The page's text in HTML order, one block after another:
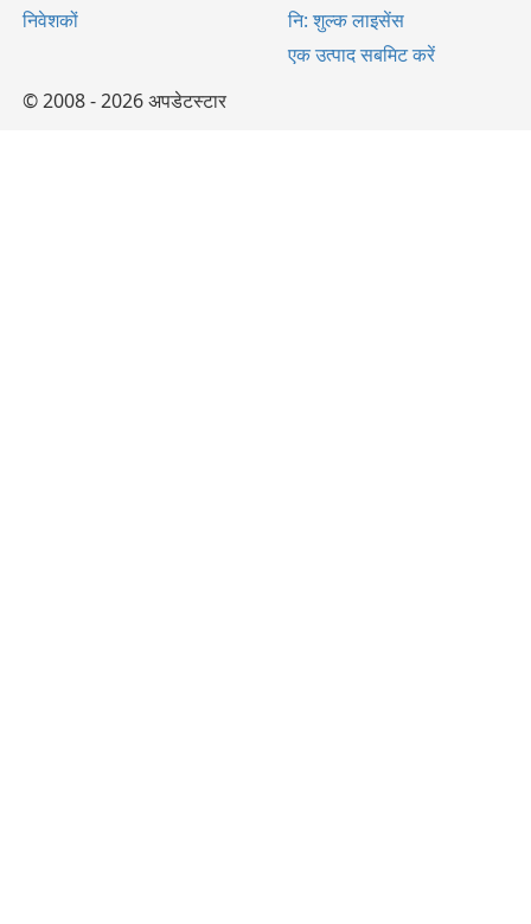
निवेशकों
नि: शुल्क लाइसेंस
एक उत्पाद सबमिट करें
© 2008 - 2026 अपडेटस्टार